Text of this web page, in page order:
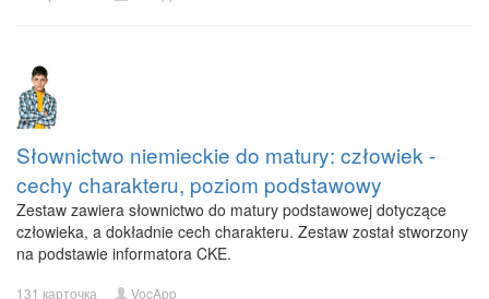
Słownictwo niemieckie do matury: człowiek -
cechy charakteru, poziom podstawowy
Zestaw zawiera słownictwo do matury podstawowej dotyczące
człowieka, a dokładnie cech charakteru. Zestaw został stworzony
na podstawie informatora CKE.
131 карточка VocApp